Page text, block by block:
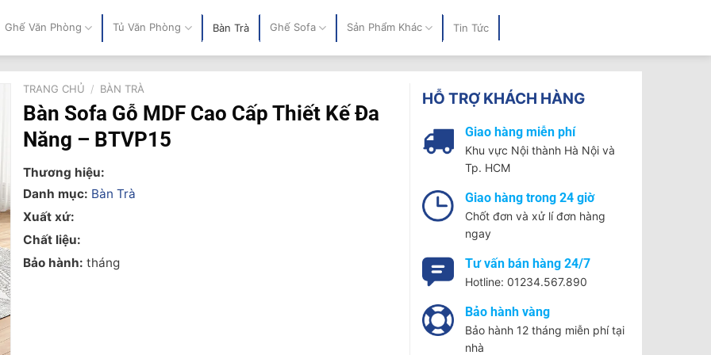
Ghế Văn Phòng Tủ Văn Phòng Bàn Trà Ghế Sofa Sản Phẩm Khác Tin Tức
TRANG CHỦ / BÀN TRÀ
Bàn Sofa Gỗ MDF Cao Cấp Thiết Kế Đa
Năng – BTVP15
Thương hiệu:
Danh mục: Bàn Trà
Xuất xứ:
Chất liệu:
Bảo hành: tháng
HỖ TRỢ KHÁCH HÀNG
Giao hàng miễn phí
Khu vực Nội thành Hà Nội và
Tp. HCM
Giao hàng trong 24 giờ
Chốt đơn và xử lí đơn hàng
ngay
Tư vấn bán hàng 24/7
Hotline: 01234.567.890
Bảo hành vàng
Bảo hành 12 tháng miễn phí tại
nhà